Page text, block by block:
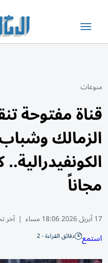
منوعات
قناة مفتوحة
الزمالك
مجاناً
17 أبريل 2026 18:06 مساء | آخر
استمع دقائق القراءة - 2